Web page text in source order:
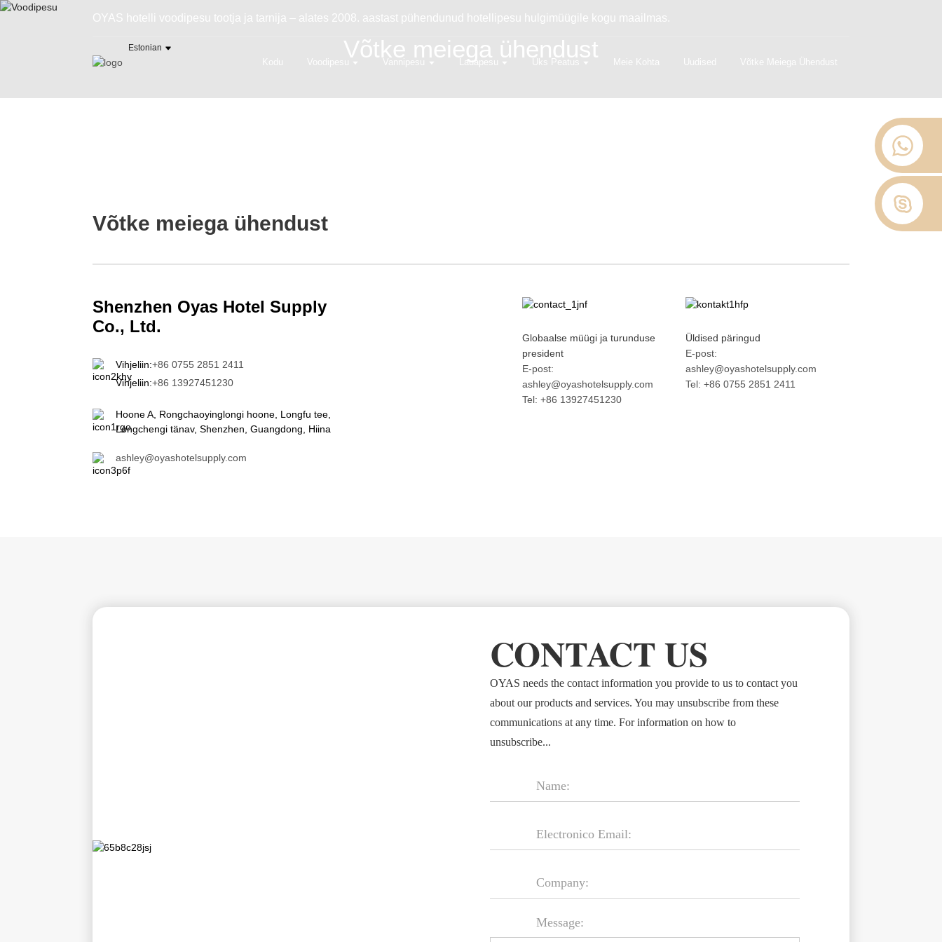
OYAS hotelli voodipesu tootja ja tarnija – alates 2008. aastast pühendunud hotellipesu hulgimüügile kogu maailmas.
Estonian
Kodu Voodipesu Vannipesu Lauapesu Üks Peatus Meie Kohta Uudised Võtke Meiega Ühendust
Võtke meiega ühendust
Võtke meiega ühendust
Shenzhen Oyas Hotel Supply
Co., Ltd.
Vihjeliin:+86 0755 2851 2411
Vihjeliin:+86 13927451230
Hoone A, Rongchaoyinglongi hoone, Longfu tee,
Longchengi tänav, Shenzhen, Guangdong, Hiina
ashley@oyashotelsupply.com
Globaalse müügi ja turunduse
president
E-post:
ashley@oyashotelsupply.com
Tel: +86 13927451230
Üldised päringud
E-post:
ashley@oyashotelsupply.com
Tel: +86 0755 2851 2411
CONTACT US
OYAS needs the contact information you provide to us to contact you
about our products and services. You may unsubscribe from these
communications at any time. For information on how to
unsubscribe...
Message: